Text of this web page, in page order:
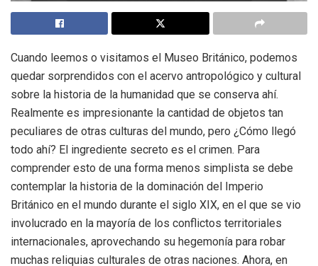
Cuando leemos o visitamos el Museo Británico, podemos
quedar sorprendidos con el acervo antropológico y cultural
sobre la historia de la humanidad que se conserva ahí.
Realmente es impresionante la cantidad de objetos tan
peculiares de otras culturas del mundo, pero ¿Cómo llegó
todo ahí? El ingrediente secreto es el crimen. Para
comprender esto de una forma menos simplista se debe
contemplar la historia de la dominación del Imperio
Británico en el mundo durante el siglo XIX, en el que se vio
involucrado en la mayoría de los conflictos territoriales
internacionales, aprovechando su hegemonía para robar
muchas reliquias culturales de otras naciones. Ahora, en